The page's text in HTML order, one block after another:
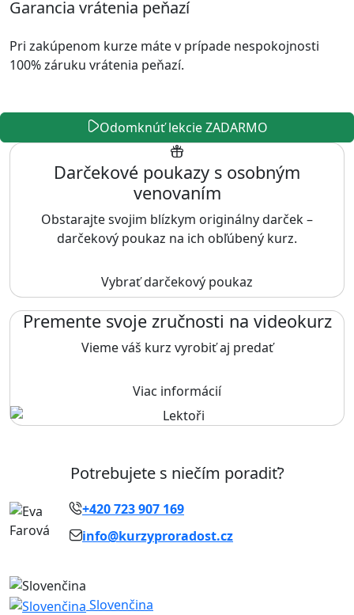
Garancia vrátenia peňazí
Pri zakúpenom kurze máte v prípade nespokojnosti
100% záruku vrátenia peňazí.
Odomknúť lekcie ZADARMO
Darčekové poukazy s osobným
venovaním
Obstarajte svojim blízkym originálny darček –
darčekový poukaz na ich obľúbený kurz.
Vybrať darčekový poukaz
Premente svoje zručnosti na videokurz
Vieme váš kurz vyrobiť aj predať
Viac informácií
Potrebujete s niečím poradiť?
+420 723 907 169
info@kurzyproradost.cz
Slovenčina